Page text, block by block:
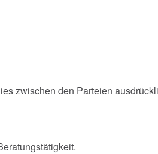
zwischen den Parteien